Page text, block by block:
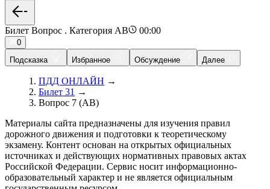
Билет Вопрос . Категория AB 00:00
0
Подсказка
Избранное Обсуждение Далее
ПДД ОНЛАЙН →
Билет 31 →
Вопрос 7 (AB)
Материалы сайта предназначены для изучения правил
дорожного движения и подготовки к теоретическому
экзамену. Контент основан на открытых официальных
источниках и действующих нормативных правовых актах
Российской Федерации. Сервис носит информационно-
образовательный характер и не является официальным